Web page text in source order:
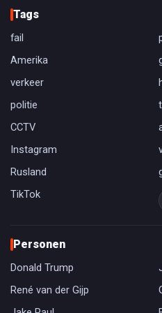
Tags
fail
Amerika
verkeer
politie
CCTV
Instagram
Rusland
TikTok
Personen
Donald Trump
René van der Gijp